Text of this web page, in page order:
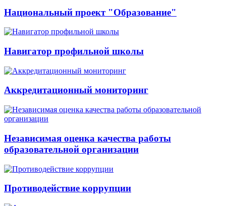
Национальный проект "Образование"
Навигатор профильной школы
Аккредитационный мониторинг
Независимая оценка качества работы
образовательной организации
Противодействие коррупции